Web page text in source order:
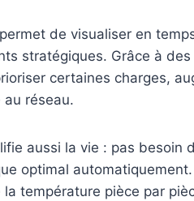
de visualiser en
stratégiques. Grâce à
certaines charges,
réseau.
aussi la vie : pas besoin
optimal
température pièce par